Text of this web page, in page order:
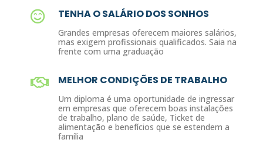
TENHA O SALÁRIO DOS SONHOS
Grandes empresas oferecem maiores salários,
mas exigem profissionais qualificados. Saia na
frente com uma graduação
MELHOR CONDIÇÕES DE TRABALHO
Um diploma é uma oportunidade de ingressar
em empresas que oferecem boas instalações
de trabalho, plano de saúde, Ticket de
alimentação e benefícios que se estendem a
família